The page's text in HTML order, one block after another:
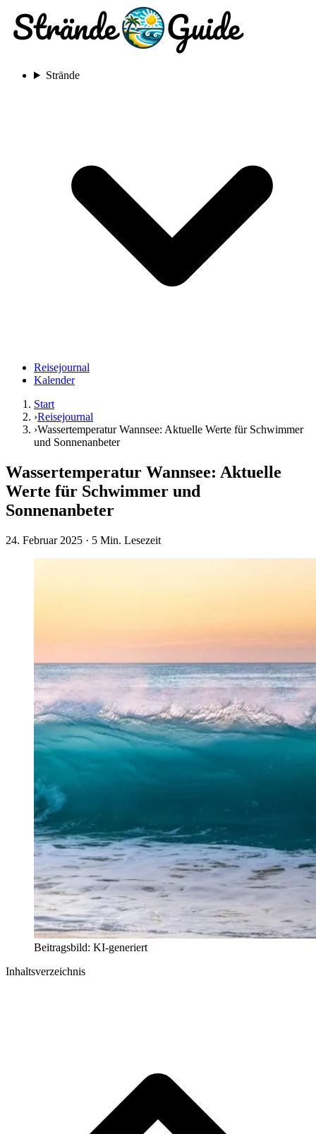
Strände
Reisejournal
Kalender
Start
›Reisejournal
›Wassertemperatur Wannsee: Aktuelle Werte für Schwimmer
und Sonnenanbeter
Wassertemperatur Wannsee: Aktuelle
Werte für Schwimmer und
Sonnenanbeter
24. Februar 2025 · 5 Min. Lesezeit
Beitragsbild: KI-generiert
Inhaltsverzeichnis